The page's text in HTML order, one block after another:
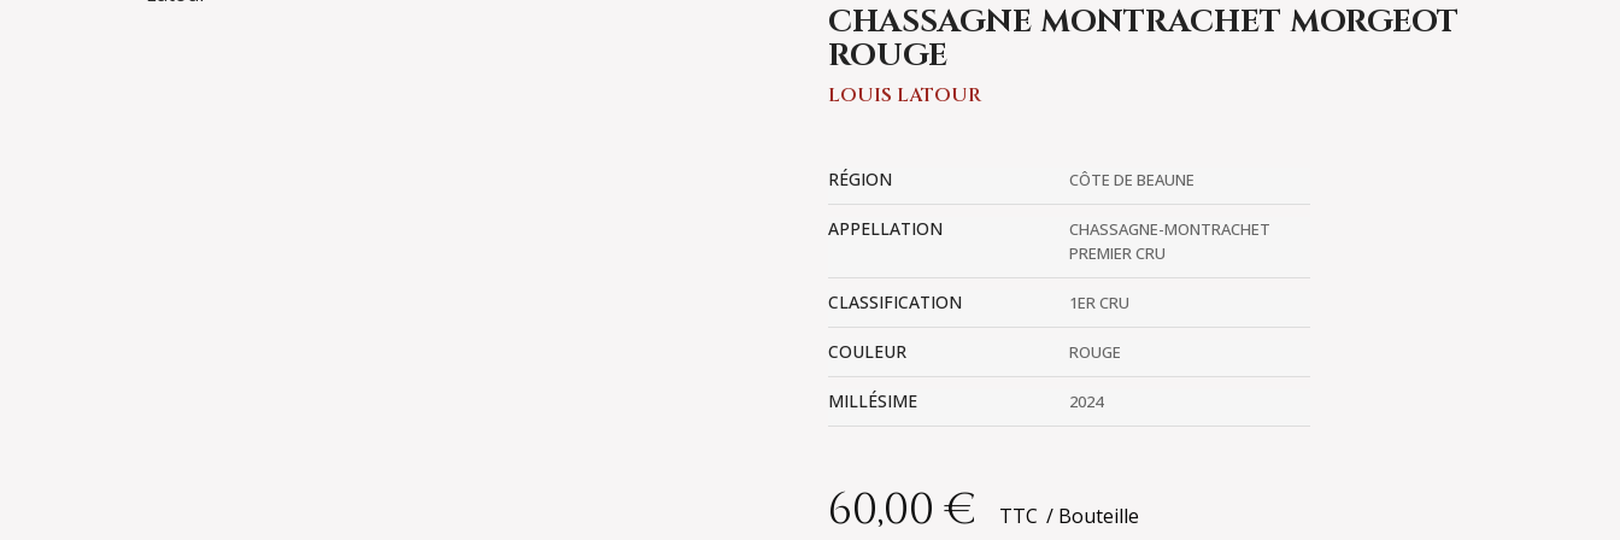
CHASSAGNE MONTRACHET MORGEOT
ROUGE
LOUIS LATOUR
RÉGION CÔTE DE BEAUNE
APPELLATION
CHASSAGNE-MONTRACHET
PREMIER CRU
CLASSIFICATION 1ER CRU
COULEUR ROUGE
MILLÉSIME 2024
60,00 € TTC Bouteille